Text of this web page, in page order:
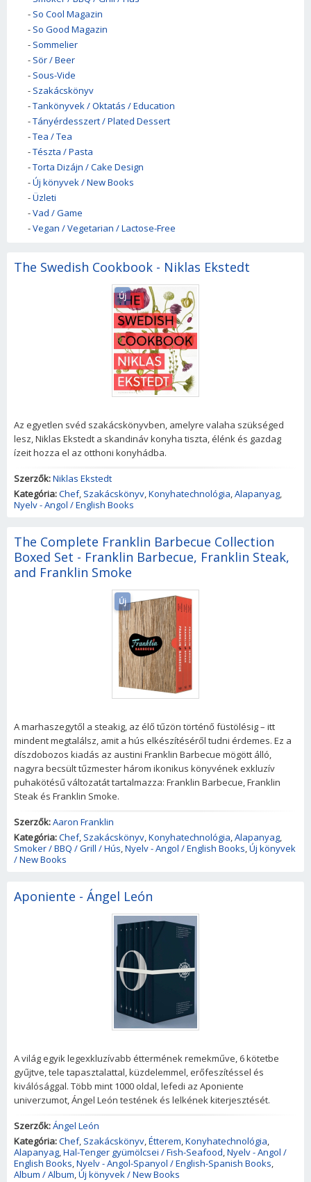
- So Cool Magazin
- So Good Magazin
- Sommelier
- Sör / Beer
- Sous-Vide
- Szakácskönyv
-Tankönyvek / Oktatás / Education
-Tányérdesszert / Plated Dessert
-Tea / Tea
-Tészta / Pasta
-Torta Dizájn / Cake Design
-Új könyvek / New Books
-Üzleti
-Vad / Game
-Vegan / Vegetarian / Lactose-Free
The Swedish Cookbook - Niklas Ekstedt
Új
Az egyetlen svéd szakácskönyvben, amelyre valaha szükséged
lesz, Niklas Ekstedt a skandináv konyha tiszta, élénk és gazdag
ízeit hozza el az otthoni konyhádba.
Szerzők:Niklas Ekstedt
Kategória:Chef, Szakácskönyv,Konyhatechnológia,Alapanyag,
Nyelv - Angol / English Books
The Complete Franklin Barbecue Collection
Boxed Set - Franklin Barbecue, Franklin Steak,
and Franklin Smoke
Új
A marhaszegytől a steakig, az élő tűzön történő füstölésig – itt
mindent megtalálsz, amit a hús elkészítéséről tudni érdemes. Ez a
díszdobozos kiadás az austini Franklin Barbecue mögött álló,
nagyra becsült tűzmester három ikonikus könyvének exkluzív
puhakötésű változatát tartalmazza: Franklin Barbecue, Franklin
Steak és Franklin Smoke.
Szerzők:Aaron Franklin
Kategória:Chef, Szakácskönyv,Konyhatechnológia,Alapanyag,
Smoker / BBQ / Grill / Hús,Nyelv - Angol / English Books,Új könyvek
/ New Books
Aponiente - Ángel León
A világ egyik legexkluzívabb éttermének remekműve, 6 kötetbe
gyűjtve, tele tapasztalattal, küzdelemmel, erőfeszítéssel és
kiválósággal. Több mint 1000 oldal, lefedi az Aponiente
univerzumot, Ángel León testének és lelkének kiterjesztését.
Szerzők:Ángel León
Kategória:Chef, Szakácskönyv,Étterem,Konyhatechnológia,
Alapanyag,Hal-Tenger gyümölcsei / Fish-Seafood,Nyelv - Angol /
English Books,Nyelv - Angol-Spanyol / English-Spanish Books,
Album / Album,Új könyvek / New Books